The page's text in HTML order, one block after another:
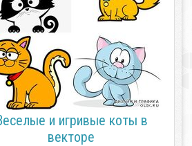
и игривые коты в
векторе